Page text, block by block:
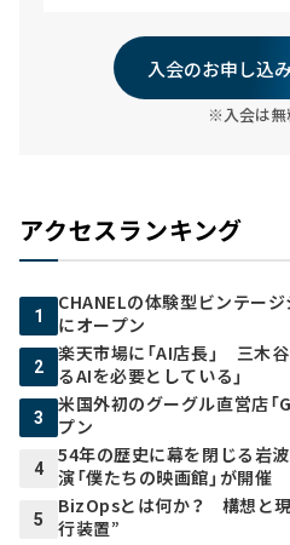
入会のお申し込
※入会は無
アクセスランキング
1
CHANELの体験型ビンテージ
にオープン
2
楽天市場に「AI店長」 三木
るAIを必要としている」
3
米国外初のグーグル直営店
プン
4
54年の歴史に幕を閉じる岩
演「僕たちの映画館」が開催
5
BizOpsとは何か？ 構想と
行装置”